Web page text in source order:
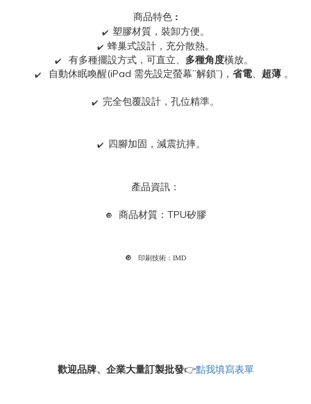
商品特色 :
✔️ 塑膠材質，裝卸方便。
✔️ 蜂巢式設計，充分散熱。
✔️
  有多種擺設方式，可直立、
多種角度橫放。
✔️
  自動休眠喚醒(iPad 需先設定螢幕”解鎖”)，
省電、 超薄 。
✔️ 完全包覆設計，孔位精準。
✔️ 四腳加固，減震抗摔。
產品資訊：
🔘 商品材質：TPU矽膠
🔘   印刷技術：IMD
歡迎品牌、企業大量訂製批發👉點我填寫表單